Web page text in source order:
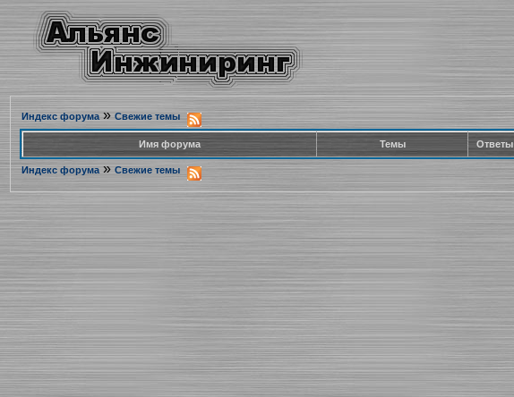
Индекс форума» Свежие темы
Имя форума Темы Ответы
Индекс форума » Свежие темы